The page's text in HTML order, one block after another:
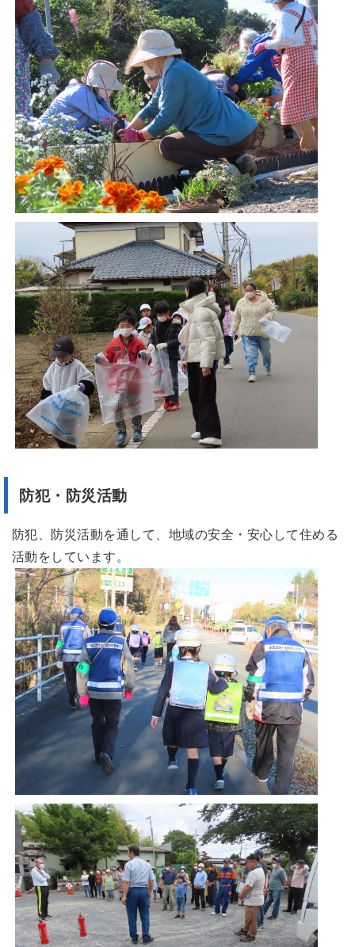
防犯・防災活動
防犯、防災活動を通して、地域の安全・安心して住める
活動をしています。